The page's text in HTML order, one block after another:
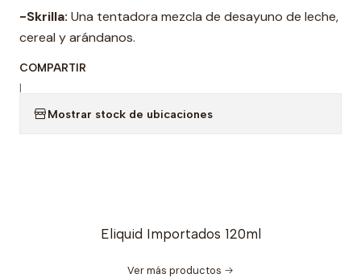
-Skrilla: Una tentadora mezcla de desayuno de leche,
cereal y arándanos.
COMPARTIR
|
Mostrar stock de ubicaciones
Eliquid Importados 120ml
Ver más productos